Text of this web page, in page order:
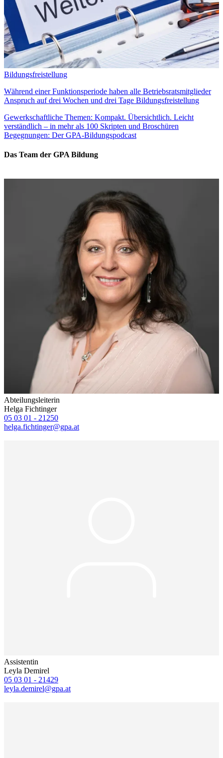
Bildungsfreistellung
Während einer Funktionsperiode haben alle Betriebsratsmitglieder
Anspruch auf drei Wochen und drei Tage Bildungsfreistellung
Gewerkschaftliche Themen: Kompakt. Übersichtlich. Leicht
verständlich – in mehr als 100 Skripten und Broschüren
Begegnungen: Der GPA-Bildungspodcast
Das Team der GPA Bildung
Abteilungsleiterin
Helga Fichtinger
05 03 01 - 21250
helga.fichtinger@gpa.at
Assistentin
Leyla Demirel
05 03 01 - 21429
leyla.demirel@gpa.at